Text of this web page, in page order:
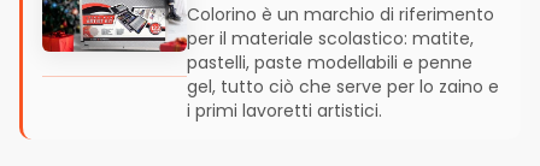
Colorino è un marchio di riferimento
per il materiale scolastico: matite,
pastelli, paste modellabili e penne
gel, tutto ciò che serve per lo zaino e
i primi lavoretti artistici.